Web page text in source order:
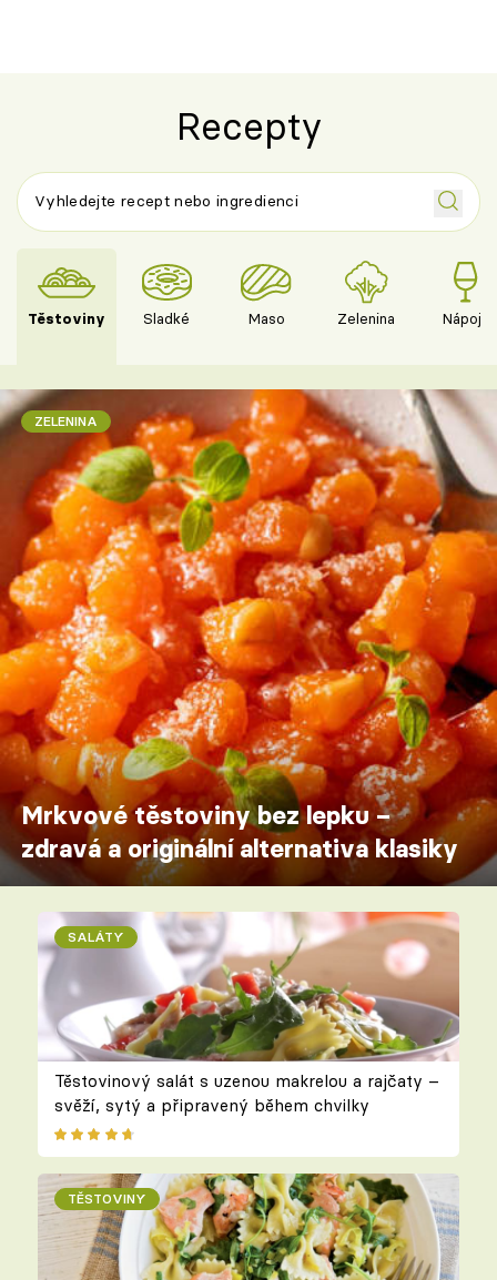
Recepty
Těstoviny Sladké Maso Zelenina Nápoje
ZELENINA
Mrkvové těstoviny bez lepku –
zdravá a originální alternativa klasiky
SALÁTY
Těstovinový salát s uzenou makrelou a rajčaty –
svěží, sytý a připravený během chvilky
TĚSTOVINY